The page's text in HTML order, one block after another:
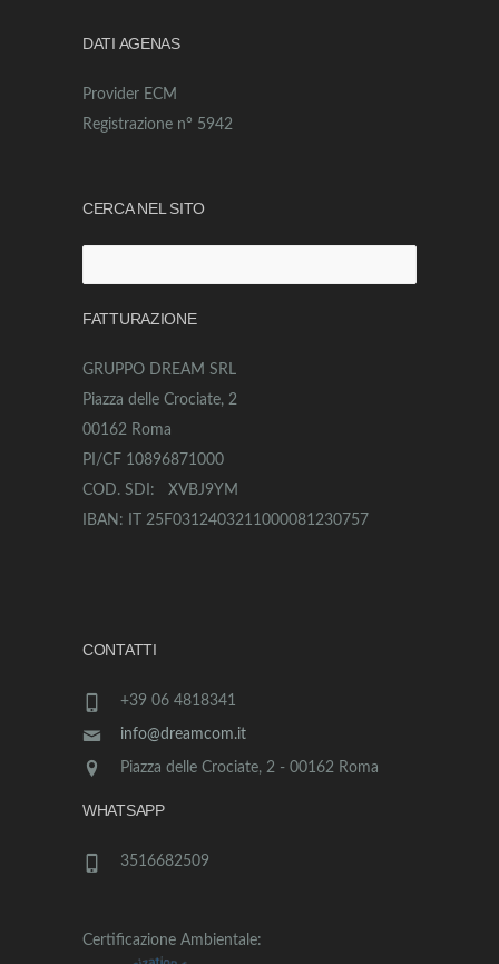
DATI AGENAS
Provider ECM
Registrazione n° 5942
CERCA NEL SITO
per:
FATTURAZIONE
GRUPPO DREAM SRL
Piazza delle Crociate, 2
00162 Roma
PI/CF 10896871000
COD. SDI: XVBJ9YM
IBAN: IT 25F0312403211000081230757
CONTATTI
+39 06 4818341
info@dreamcom.it
Piazza delle Crociate, 2 - 00162 Roma
WHATSAPP
3516682509
Certificazione Ambientale: